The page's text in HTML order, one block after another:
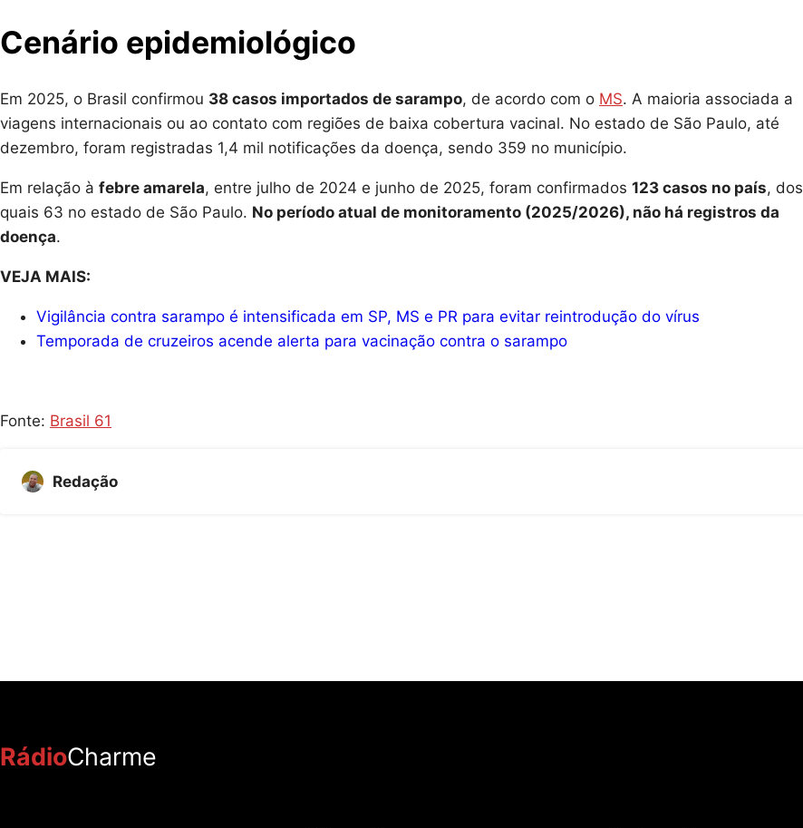
Cenário epidemiológico
Em 2025, o Brasil confirmou 38 casos importados de sarampo, de acordo com o MS. A maioria associada a
viagens internacionais ou ao contato com regiões de baixa cobertura vacinal. No estado de São Paulo, até
dezembro, foram registradas 1,4 mil notificações da doença, sendo 359 no município.
Em relação à febre amarela, entre julho de 2024 e junho de 2025, foram confirmados 123 casos no país, dos
quais 63 no estado de São Paulo. No período atual de monitoramento (2025/2026), não há registros da
doença.
VEJA MAIS:
Vigilância contra sarampo é intensificada em SP, MS e PR para evitar reintrodução do vírus
Temporada de cruzeiros acende alerta para vacinação contra o sarampo
Fonte: Brasil 61
Redação
RádioCharme